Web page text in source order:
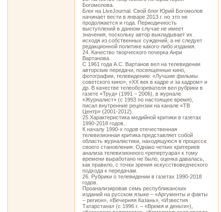
Богомолова.
Блог на LiveJournal. Свой блог Юрий Богомолов
начинает вести в январе 2013 г. но это не
продолжается и года. Периодичность
выступлений в данном случае не имеет
значения, поскольку автор выкладывает их
исходя из собственных суждений, а не следует
редакционной политике какого-либо издания.
24. Качество творческого почерка Анри
Вартанова.
С 1961 года А.С. Вартанов вел на телевидении
авторские передачи, посвященные кино,
фотографии, телевидению: «Лучшие фильмы
советского кино», «XX век в кадре и за кадром» и
др. В качестве телеобозревателя вел рубрики в
газете «Труд» (1991 – 2006), в журнале
«Журналист» (с 1993 по настоящее время),
писал внутренние рецензии на канале «ТВ
Центр» (2001-2012).
25.Характеристика медийной критики в газетах
1990-2018 годов.
К началу 1990-х годов отечественная
телевизионная критика представляет собой
область журналистики, находящуюся в процессе
своего становления. Однако четких критериев
анализа телевизионного «репертуара» к тому
времени выработано не было, оценка давалась,
как правило, с точки зрения искусствоведческого
подхода к передачам.
26. Рубрики о телевидении в газетах 1990-2018
годов.
Проанализировав семь республиканских
изданий на русском языке – «Аргументы и факты
– регион», «Вечерняя Казань», «Известия
Татарстана» (с 1996 г. – «Время и деньги»),